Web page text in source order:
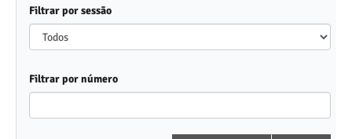
Filtrar por sessão
Todos
Filtrar por número